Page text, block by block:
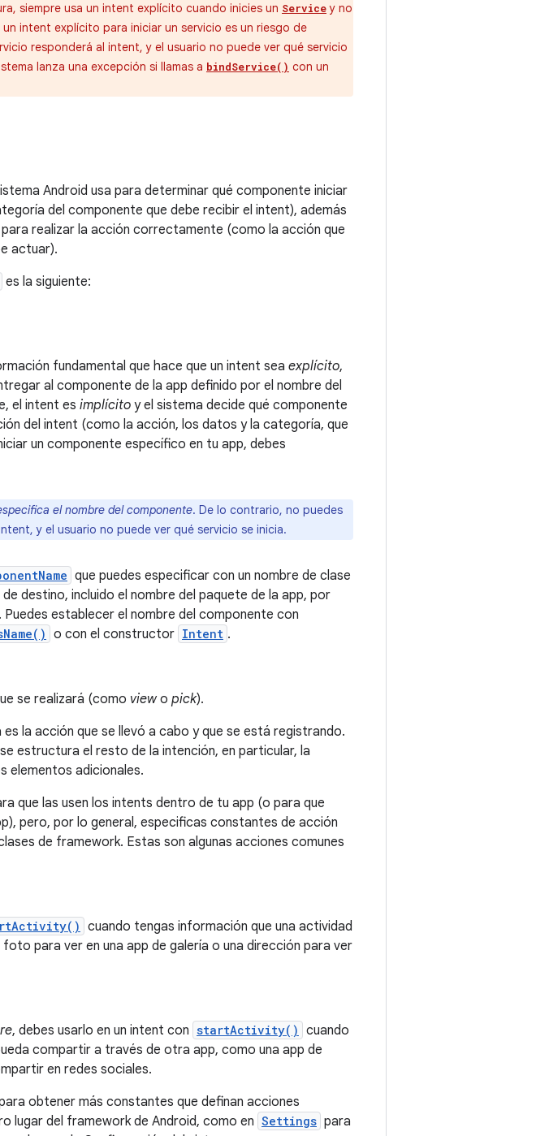
siempre usa un intent explícito cuando inicies un Servicey no
intent explícito para iniciar un servicio es un riesgo de
responderá al intent, y el usuario no puede ver qué servicio
lanza una excepción si llamas a bindService() con un
Android usa para determinar qué componente iniciar
del componente que debe recibir el intent), además
realizar la acción correctamente (como la acción que
actuar).
es la siguiente:
fundamental que hace que un intent sea explícito,
al componente de la app definido por el nombre del
el intent es implícito y el sistema decide qué componente
del intent (como la acción, los datos y la categoría, que
un componente específico en tu app, debes
el nombre del componente. De lo contrario, no puedes
y el usuario no puede ver qué servicio se inicia.
que puedes especificar con un nombre de clase
destino, incluido el nombre del paquete de la app, por
. Puedes establecer el nombre del componente con
o con el constructor Intent .
se realizará (como viewo pick).
la acción que se llevó a cabo y que se está registrando.
estructura el resto de la intención, en particular, la
elementos adicionales.
que las usen los intents dentro de tu app (o para que
pero, por lo general, especificas constantes de acción
de framework. Estas son algunas acciones comunes
cuando tengas información que una actividad
para ver en una app de galería o una dirección para ver
, debes usarlo en un intent con startActivity() cuando
compartir a través de otra app, como una app de
en redes sociales.
obtener más constantes que definan acciones
lugar del framework de Android, como en Settings para